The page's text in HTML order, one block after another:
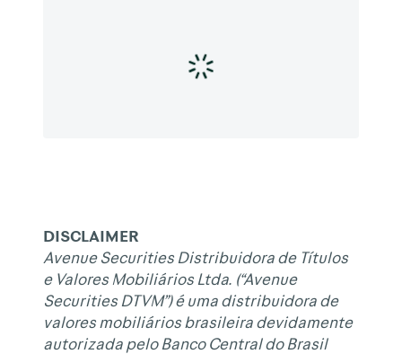
DISCLAIMER
Avenue Securities Distribuidora de Títulos
e Valores Mobiliários Ltda. (“Avenue
Securities DTVM”) é uma distribuidora de
valores mobiliários brasileira devidamente
autorizada pelo Banco Central do Brasil